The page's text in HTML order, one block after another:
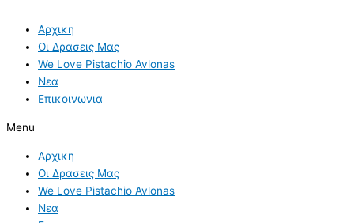
Αρχικη
Οι Δρασεις Μας
We Love Pistachio Avlonas
Νεα
Επικοινωνια
Menu
Αρχικη
Οι Δρασεις Μας
We Love Pistachio Avlonas
Νεα